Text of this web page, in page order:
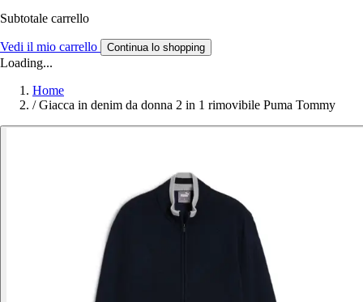
Subtotale carrello
Vedi il mio carrello Continua lo shopping
Loading...
Home
/ Giacca in denim da donna 2 in 1 rimovibile Puma Tommy